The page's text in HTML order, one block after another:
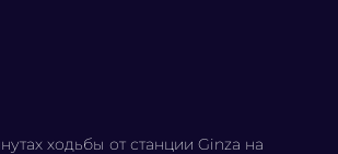
ходьбы от станции Ginza на